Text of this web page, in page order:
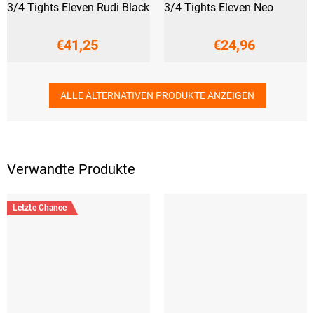
Verwandte Produkte
Letzte Chance
3/4 Tights Eleven Rudi Black
€41,25
3/4 Tights Eleven Neo
€24,96
ALLE ALTERNATIVEN PRODUKTE ANZEIGEN